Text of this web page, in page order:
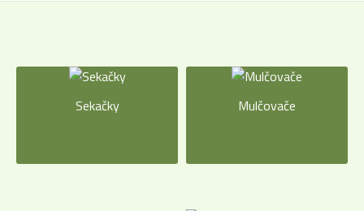
Sekačky Mulčovače